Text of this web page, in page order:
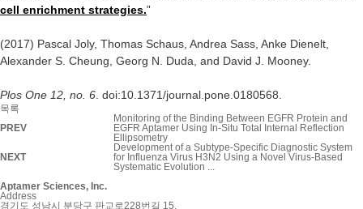
cell enrichment strategies."
(2017) Pascal Joly, Thomas Schaus, Andrea Sass, Anke Dienelt,
Alexander S. Cheung, Georg N. Duda, and David J. Mooney.
Plos One 12, no. 6 . doi:10.1371/journal.pone.0180568.
목록
PREV
Monitoring of the Binding Between EGFR Protein and
EGFR Aptamer Using In-Situ Total Internal Reflection
Ellipsometry
NEXT
Development of a Subtype-Specific Diagnostic System
for Influenza Virus H3N2 Using a Novel Virus-Based
Systematic Evolution ...
Aptamer Sciences, Inc.
Address
경기도 성남시 분당구 판교로228번길 15,